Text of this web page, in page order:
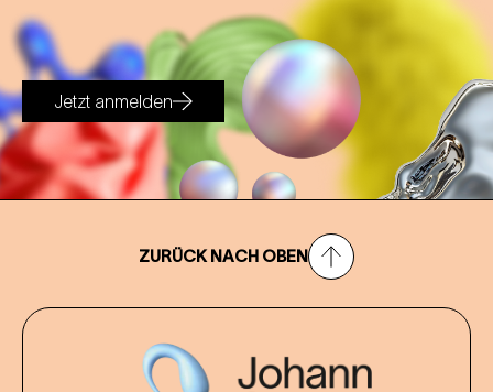
Jetzt anmelden
ZURÜCK NACH OBEN